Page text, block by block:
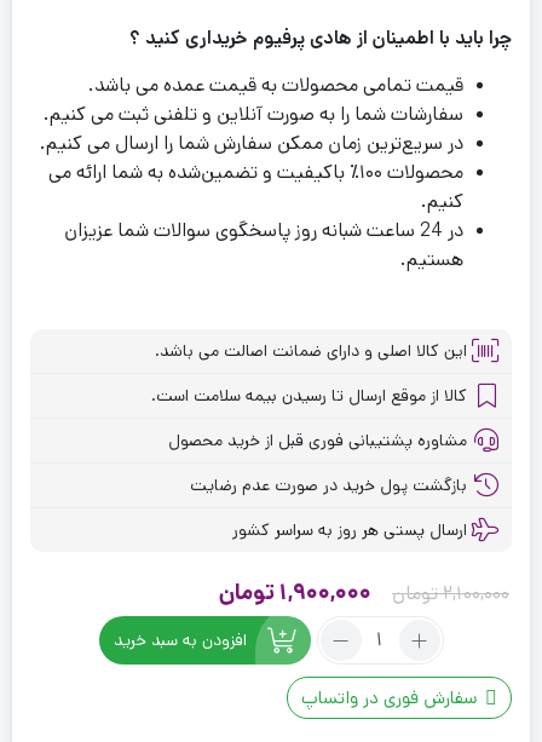
چرا باید با اطمینان از هادی پرفیوم خریداری کنید ؟
قیمت تمامی محصولات به قیمت عمده می باشد.
سفارشات شما را به صورت آنلاین و تلفنی ثبت می کنیم.
در سریع‌ترین زمان ممکن سفارش شما را ارسال می کنیم.
محصولات ۱۰۰٪ باکیفیت و تضمین‌شده به شما ارائه می
کنیم.
در 24 ساعت شبانه روز پاسخگوی سوالات شما عزیزان
هستیم.
این کالا اصلی و دارای ضمانت اصالت می باشد.
کالا از موقع ارسال تا رسیدن بیمه سلامت است.
مشاوره پشتیبانی فوری قبل از خرید محصول
بازگشت پول خرید در صورت عدم رضایت
ارسال پستی هر روز به سراسر کشور
2,100,000تومان
قیمت
2,100,000 تومان
بود.
1,900,000 تومان
فعلی
1,900,000 تومان
تعداد:
ادکلن
مردانه
افزودن به سبد خرید
سفارش فوری در واتساپ